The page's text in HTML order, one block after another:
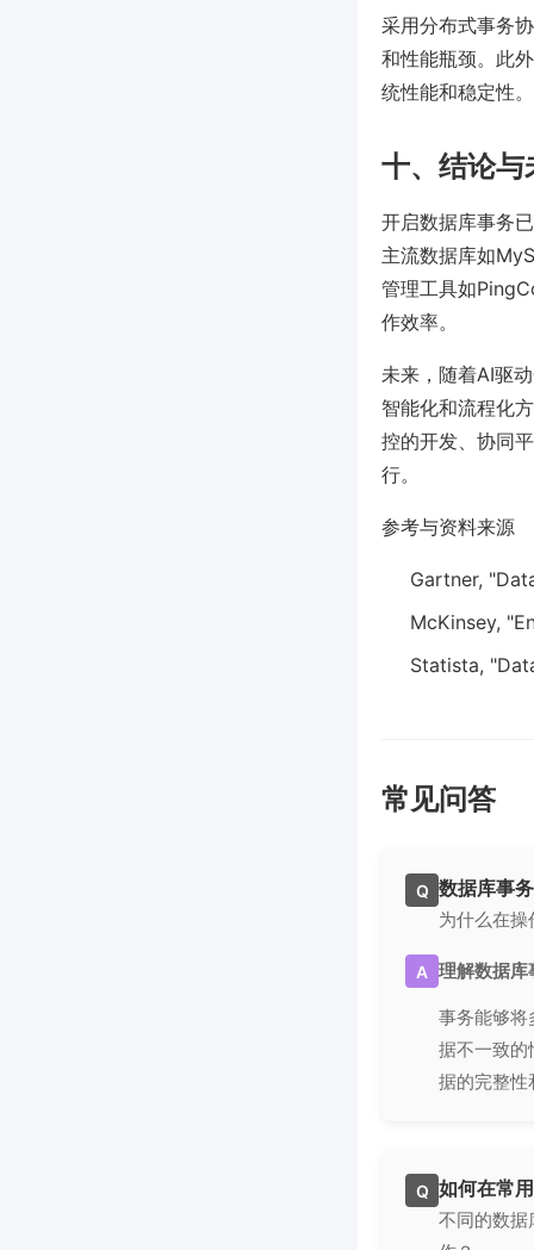
采用分布式事务
和性能瓶颈。此
统性能和稳定性。
十、结论与
开启数据库事务
主流数据库如
管理工具如
作效率。
未来，随着AI驱
智能化和流程化
控的开发、协同
行。
参考与资料来源
Gartner,
McKinsey,
Statista,
常见问答
Q 数据库事
为什么在
A 理解数据库
事务能够将
据不一致的
据的完整性
Q 如何在常
不同的数据